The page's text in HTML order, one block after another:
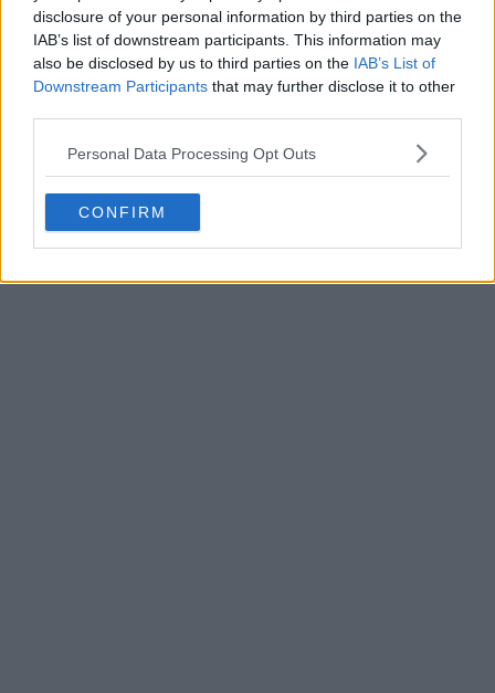
disclosure of your personal information by third parties on the
IAB’s list of downstream participants. This information may
also be disclosed by us to third parties on the IAB’s List of
Downstream Participants that may further disclose it to other
Personal Data Processing Opt Outs
CONFIRM